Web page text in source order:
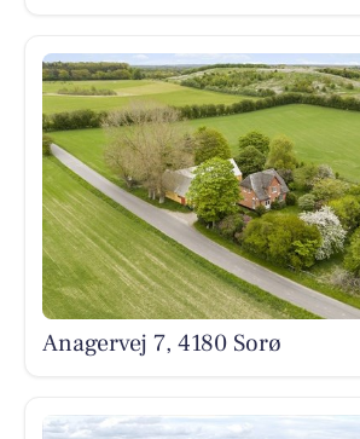
Anagervej 7, 4180 Sorø